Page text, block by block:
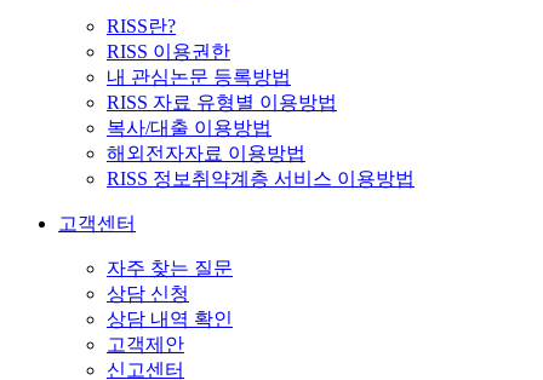
RISS란?
RISS 이용권한
내 관심논문 등록방법
RISS 자료 유형별 이용방법
복사/대출 이용방법
해외전자자료 이용방법
RISS 정보취약계층 서비스 이용방법
고객센터
자주 찾는 질문
상담 신청
상담 내역 확인
고객제안
신고센터